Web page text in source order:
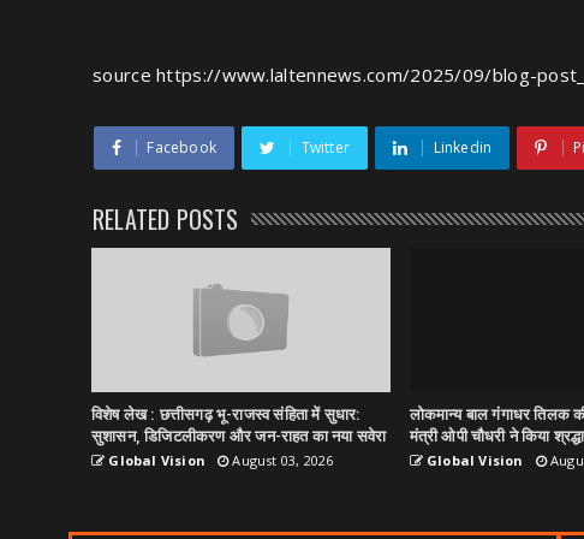
sourcehttps://www.laltennews.com/2025/09/blog-
Facebook Twitter Linkedin
RELATED POSTS
विशेष लेख : छत्तीसगढ़ भू-राजस्व संहिता में सुधार:
सुशासन, डिजिटलीकरण और जन-राहत का नया सवेरा
Global Vision August 03, 2026
लोकमान्य बाल गंगाधर तिलक
मंत्री ओपी चौधरी ने किया
Global Vision